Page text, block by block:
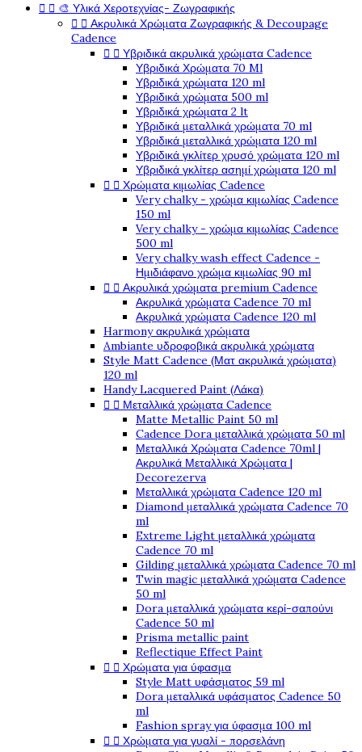
  🎨 Υλικά Χεροτεχνίας- Ζωγραφικής
  Ακρυλικά Χρώματα Ζωγραφικής & Decoupage
Cadence
  Υβριδικά ακρυλικά χρώματα Cadence
Υβριδικά Χρώματα 70 Ml
Υβριδικά χρώματα 120 ml
Υβριδικά χρώματα 500 ml
Υβριδικά χρώματα 2 lt
Υβριδικά μεταλλικά χρώματα 70 ml
Υβριδικά μεταλλικά χρώματα 120 ml
Υβριδικά γκλίτερ χρυσό χρώματα 120 ml
Υβριδικά γκλίτερ ασημί χρώματα 120 ml
  Χρώματα κιμωλίας Cadence
Very chalky - χρώμα κιμωλίας Cadence
150 ml
Very chalky - χρώμα κιμωλίας Cadence
500 ml
Very chalky wash effect Cadence -
Ημιδιάφανο χρώμα κιμωλίας 90 ml
  Ακρυλικά χρώματα premium Cadence
Ακρυλικά χρώματα Cadence 70 ml
Ακρυλικά χρώματα Cadence 120 ml
Harmony ακρυλικά χρώματα
Ambiante υδροφοβικά ακρυλικά χρώματα
Style Matt Cadence (Ματ ακρυλικά χρώματα)
120 ml
Handy Lacquered Paint (Λάκα)
  Μεταλλικά χρώματα Cadence
Matte Metallic Paint 50 ml
Cadence Dora μεταλλικά χρώματα 50 ml
Μεταλλικά Χρώματα Cadence 70ml |
Ακρυλικά Μεταλλικά Χρώματα |
Decorezerva
Μεταλλικά χρώματα Cadence 120 ml
Diamond μεταλλικά χρώματα Cadence 70
ml
Extreme Light μεταλλικά χρώματα
Cadence 70 ml
Gilding μεταλλικά χρώματα Cadence 70 ml
Twin magic μεταλλικά χρώματα Cadence
50 ml
Dora μεταλλικά χρώματα κερί-σαπούνι
Cadence 50 ml
Prisma metallic paint
Reflectique Effect Paint
  Χρώματα για ύφασμα
Style Matt υφάσματος 59 ml
Dora μεταλλικά υφάσματος Cadence 50
ml
Fashion spray για ύφασμα 100 ml
  Χρώματα για γυαλί - πορσελάνη